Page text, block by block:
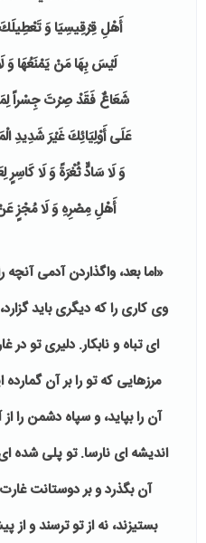
أَهْلِ قِرْقِيسِيَا وَ
لَيْسَ بِهَا مَنْ يَمْنَعُهَا وَ
شَعَاعٌ فَقَدْ صِرْتَ جِسْراً
عَلَى أَوْلِيَائِكَ غَيْرَ شَدِيدِ
وَ لَا سَادٍّ ثُغْرَةً وَ لَا
أَهْلِ مِصْرِهِ وَ لَا مُجْزٍ
«اما بعد، واگذاردن آدمى
وى كارى را كه ديگرى بايد
اى تباه و نابكار. دليرى تو
مرزهايى كه تو را بر آن
آن را بپايد، و سپاه دشمن را
انديشه اى نارسا.تو پلى شده
آن بگذرد و بر دوستانت
بستيزند، نه از تو ترسند و از